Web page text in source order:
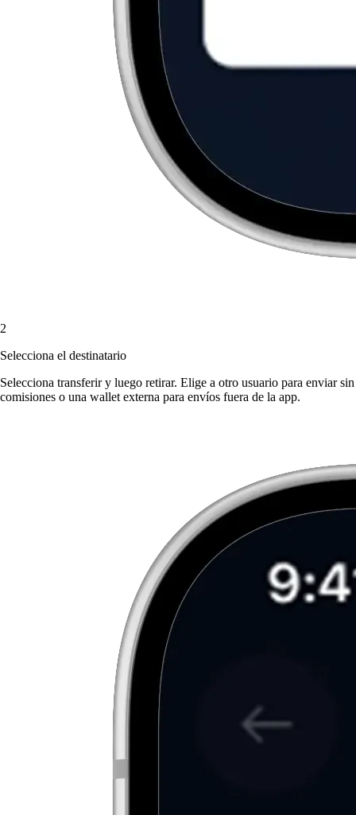
2
Selecciona el destinatario
Selecciona transferir y luego retirar. Elige a otro usuario para enviar sin
comisiones o una wallet externa para envíos fuera de la app.